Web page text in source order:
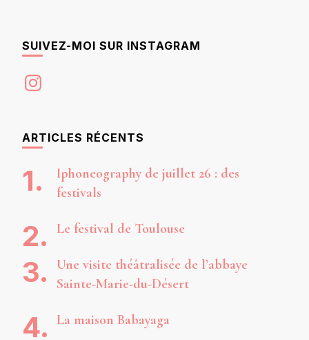
SUIVEZ-MOI SUR INSTAGRAM
Instagram
ARTICLES RÉCENTS
Iphoneography de juillet 26 : des
festivals
Le festival de Toulouse
Une visite théâtralisée de l’abbaye
Sainte-Marie-du-Désert
La maison Babayaga